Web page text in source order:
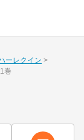
ーレクイン
巻